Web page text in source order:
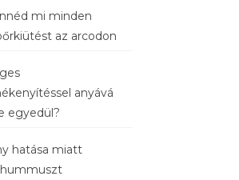
mi minden
az arcodon
anyává
egyedül?
hatása miatt